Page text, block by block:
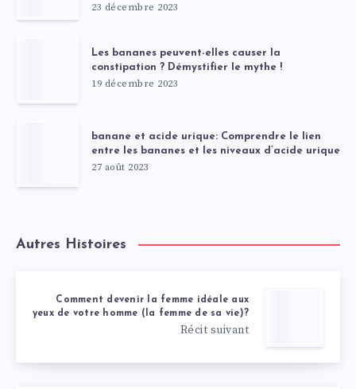
23 décembre 2023
Les bananes peuvent-elles causer la
constipation ? Démystifier le mythe !
19 décembre 2023
banane et acide urique: Comprendre le lien
entre les bananes et les niveaux d’acide urique
27 août 2023
Autres Histoires
Comment devenir la femme idéale aux
yeux de votre homme (la femme de sa vie)?
Récit suivant